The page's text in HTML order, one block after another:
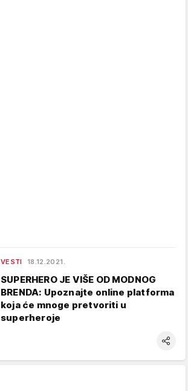
VESTI 18.12.2021.
SUPERHERO JE VIŠE OD MODNOG
BRENDA: Upoznajte online platforma
koja će mnoge pretvoriti u
superheroje